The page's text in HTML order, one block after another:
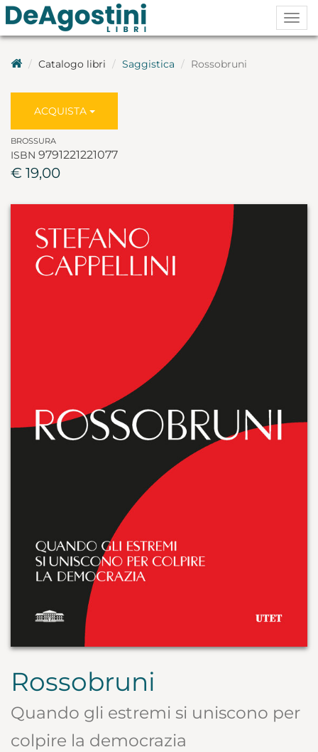
Catalogo libri Saggistica Rossobruni
ACQUISTA
BROSSURA
ISBN 9791221221077
€ 19,00
Rossobruni
Quando gli estremi si uniscono per
colpire la democrazia